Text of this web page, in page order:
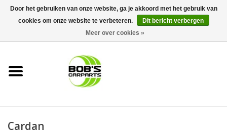
0 Artikelen - €0,00
KS TOOLS
Cardan
Door het gebruiken van onze website, ga je akkoord met het gebruik van
cookies om onze website te verbeteren.
Dit bericht verbergen
Meer over cookies »